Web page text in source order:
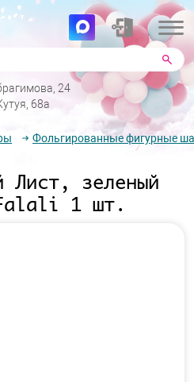
24
68а
Фольгированные фигурные
Лист, зеленый
1 шт.